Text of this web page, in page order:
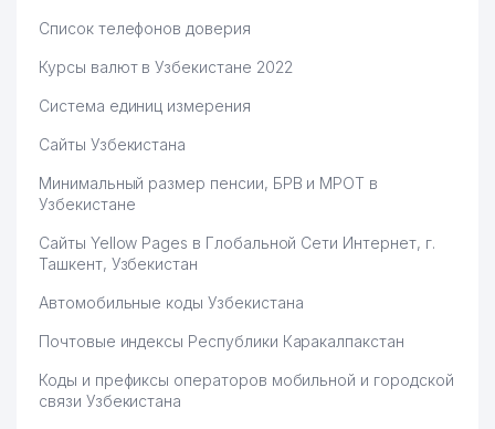
Список телефонов доверия
Курсы валют в Узбекистане 2022
Система единиц измерения
Сайты Узбекистана
Минимальный размер пенсии, БРВ и МРОТ в
Узбекистане
Сайты Yellow Pages в Глобальной Сети Интернет, г.
Ташкент, Узбекистан
Автомобильные коды Узбекистана
Почтовые индексы Республики Каракалпакстан
Коды и префиксы операторов мобильной и городской
связи Узбекистана